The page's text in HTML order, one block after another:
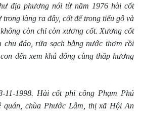
địa phương nói từ năm 1976 hài cốt
làng ra đây, cốt để trong tiểu gỗ và
còn chỉ còn xương cốt. Xương cốt
chu đáo, rửa sạch bằng nước thơm rồi
đến xem khá đông cùng thắp hương
11-1998. Hài cốt phi công Phạm Phú
quán, chùa Phước Lâm, thị xã Hội An